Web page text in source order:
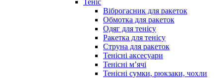
Теніс
Віброгасник для ракеток
Обмотка для ракеток
Одяг для тенісу
Ракетка для тенісу
Струна для ракеток
Тенісні аксесуари
Тенісні мʼячі
Тенісні сумки, рюкзаки, чохли